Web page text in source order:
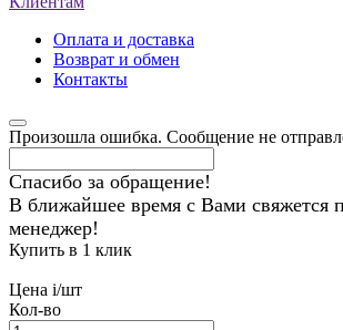
Оплата и доставка
Возврат и обмен
Контакты
Произошла ошибка. Сообщение не
Спасибо за обращение!
В ближайшее время с Вами свяжется
менеджер!
Купить в 1 клик
Цена i/шт
Кол-во